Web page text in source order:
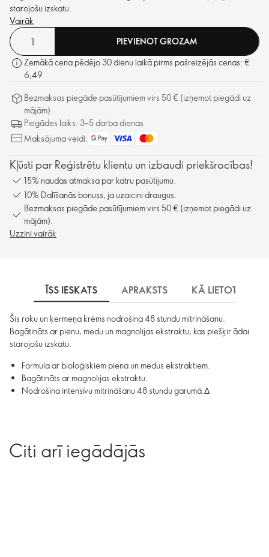
starojošu izskatu.
Vairāk
PIEVIENOT GROZAM
Zemākā cena pēdējo 30 dienu laikā pirms pašreizējās cenas: €
6,49
Bezmaksas piegāde pasūtījumiem virs 50 € (izņemot piegādi uz
mājām)
Piegādes laiks: 3–5 darba dienas
Maksājuma veidi:
Kļūsti par Reģistrētu klientu un izbaudi priekšrocības!
15% naudas atmaksa par katru pasūtījumu.
10% Dalīšanās bonuss, ja uzaicini draugus.
Bezmaksas piegāde pasūtījumiem virs 50 € (izņemot piegādi uz
mājām).
Uzzini vairāk
ĪSS IESKATS APRAKSTS KĀ LIETOT
Šis roku un ķermeņa krēms nodrošina 48 stundu mitrināšanu.
Bagātināts ar pienu, medu un magnolijas ekstraktu, kas piešķir ādai
starojošu izskatu.
Formula ar bioloģiskiem piena un medus ekstraktiem.
Bagātināts ar magnolijas ekstraktu.
Nodrošina intensīvu mitrināšanu 48 stundu garumā.Δ
Citi arī iegādājās